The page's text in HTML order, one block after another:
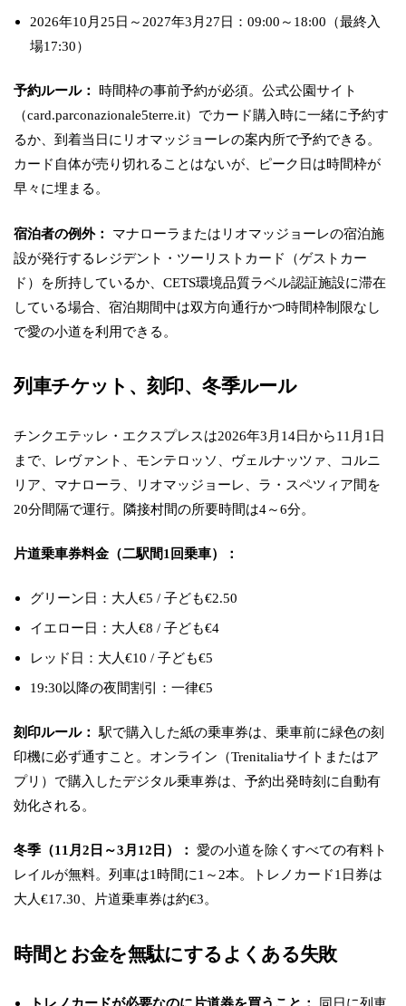
2026年10月25日～2027年3月27日：09:00～18:00（最終入
場17:30）
予約ルール： 時間枠の事前予約が必須。公式公園サイト
（card.parconazionale5terre.it）でカード購入時に一緒に予約す
るか、到着当日にリオマッジョーレの案内所で予約できる。
カード自体が売り切れることはないが、ピーク日は時間枠が
早々に埋まる。
宿泊者の例外：
マナローラまたはリオマッジョーレの宿泊施
設が発行するレジデント・ツーリストカード（ゲストカー
ド）を所持しているか、CETS環境品質ラベル認証施設に滞在
している場合、宿泊期間中は双方向通行かつ時間枠制限なし
で愛の小道を利用できる。
列車チケット、刻印、冬季ルール
チンクエテッレ・エクスプレスは2026年3月14日から11月1日
まで、レヴァント、モンテロッソ、ヴェルナッツァ、コルニ
リア、マナローラ、リオマッジョーレ、ラ・スペツィア間を
20分間隔で運行。隣接村間の所要時間は4～6分。
片道乗車券料金（二駅間1回乗車）：
グリーン日：大人€5 / 子ども€2.50
イエロー日：大人€8 / 子ども€4
レッド日：大人€10 / 子ども€5
19:30以降の夜間割引：一律€5
刻印ルール： 駅で購入した紙の乗車券は、乗車前に緑色の刻
印機に必ず通すこと。オンライン（Trenitaliaサイトまたはア
プリ）で購入したデジタル乗車券は、予約出発時刻に自動有
効化される。
冬季（11月2日～3月12日）： 愛の小道を除くすべての有料ト
レイルが無料。列車は1時間に1～2本。トレノカード1日券は
大人€17.30、片道乗車券は約€3。
時間とお金を無駄にするよくある失敗